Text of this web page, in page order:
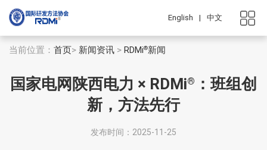
English | 中文
当前位置： 首页> 新闻资讯 > RDMi®新闻
国家电网陕西电力 × RDMi®
：班组创
新，方法先行
发布时间：2025-11-25